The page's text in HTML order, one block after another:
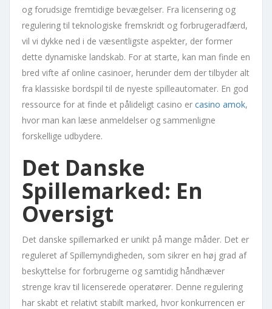
og forudsige fremtidige bevægelser. Fra licensering og
regulering til teknologiske fremskridt og forbrugeradfærd,
vil vi dykke ned i de væsentligste aspekter, der former
dette dynamiske landskab. For at starte, kan man finde en
bred vifte af online casinoer, herunder dem der tilbyder alt
fra klassiske bordspil til de nyeste spilleautomater. En god
ressource for at finde et pålideligt casino er casino amok,
hvor man kan læse anmeldelser og sammenligne
forskellige udbydere.
Det Danske
Spillemarked: En
Oversigt
Det danske spillemarked er unikt på mange måder. Det er
reguleret af Spillemyndigheden, som sikrer en høj grad af
beskyttelse for forbrugerne og samtidig håndhæver
strenge krav til licenserede operatører. Denne regulering
har skabt et relativt stabilt marked, hvor konkurrencen er